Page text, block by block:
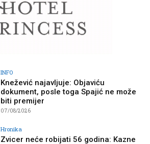
INFO
Knežević najavljuje: Objaviću
dokument, posle toga Spajić ne može
biti premijer
07/08/2026
Hronika
Zvicer neće robijati 56 godina: Kazne